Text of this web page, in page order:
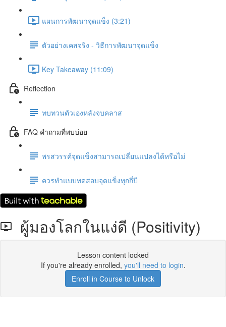
แผนการพัฒนาจุดแข็ง (3:21)
ตัวอย่างเคสจริง - วิธีการพัฒนาจุดแข็ง
Key Takeaway (11:09)
Reflection
ทบทวนตัวเองหลังจบคลาส
FAQ คำถามที่พบบ่อย
พรสวรรค์จุดแข็งสามารถเปลี่ยนแปลงได้หรือไม่
ควรทำแบบทดสอบจุดแข็งทุกกี่ปี
ผู้มองโลกในแง่ดี (Positivity)
Lesson content locked
If you're already enrolled, you'll need to login.
Enroll in Course to Unlock